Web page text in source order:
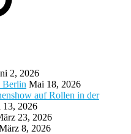
2, 2026
Berlin Mai 18, 2026
auf Rollen in der
2026
23, 2026
8, 2026